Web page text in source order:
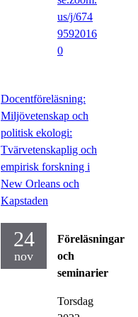
us/j/674
9592016
0
Docentföreläsning:
Miljövetenskap och
politisk ekologi:
Tvärvetenskaplig och
empirisk forskning i
New Orleans och
Kapstaden
24
nov
Föreläsningar
och
seminarier
Torsdag